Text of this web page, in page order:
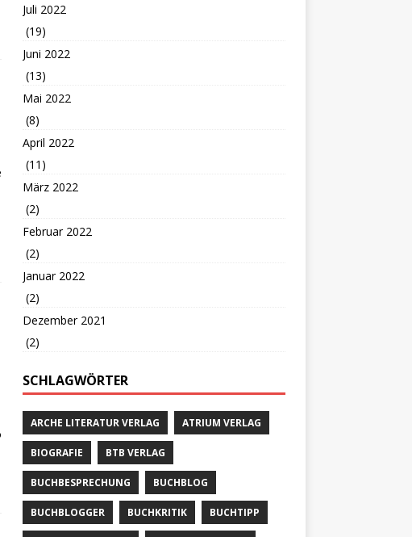
Juli 2022
(19)
Juni 2022
(13)
Mai 2022
(8)
April 2022
(11)
März 2022
(2)
Februar 2022
(2)
Januar 2022
(2)
Dezember 2021
(2)
SCHLAGWÖRTER
ARCHE LITERATUR VERLAG ATRIUM VERLAG
BIOGRAFIE BTB VERLAG
BUCHBESPRECHUNG BUCHBLOG
BUCHBLOGGER BUCHKRITIK BUCHTIPP